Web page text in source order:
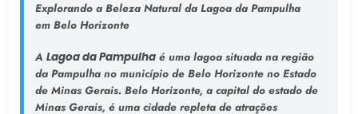
Explorando a Beleza Natural da Lagoa da Pampulha
em Belo Horizonte
A Lagoa da Pampulha é uma lagoa situada na região
da Pampulha no município de Belo Horizonte no Estado
de Minas Gerais. Belo Horizonte, a capital do estado de
Minas Gerais, é uma cidade repleta de atrações